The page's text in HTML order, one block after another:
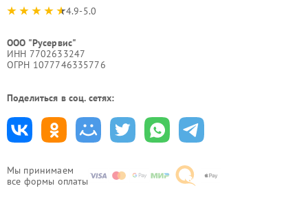
Мы принимаем
все формы оплаты
4.9-5.0
ООО "Русервис"
ИНН 7702633247
ОГРН 1077746335776
Поделиться в соц. сетях: